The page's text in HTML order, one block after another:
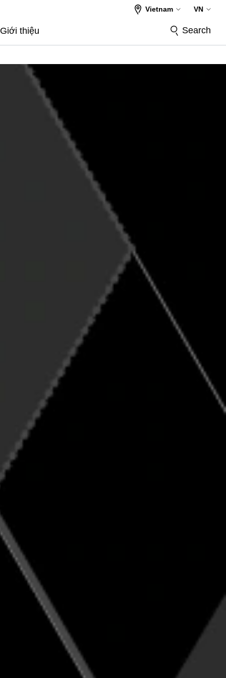
Giới thiệu
Vietnam VN
Search